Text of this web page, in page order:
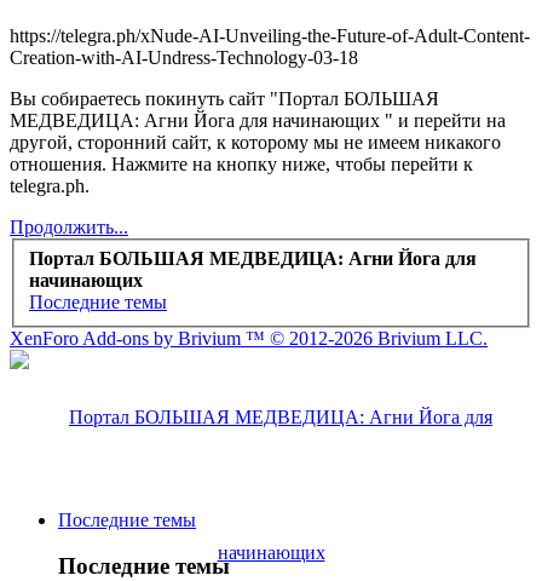
https://telegra.ph/xNude-AI-Unveiling-the-Future-of-Adult-Content-
Creation-with-AI-Undress-Technology-03-18
Вы собираетесь покинуть сайт "Портал БОЛЬШАЯ
МЕДВЕДИЦА: Агни Йога для начинающих " и перейти на
другой, сторонний сайт, к которому мы не имеем никакого
отношения. Нажмите на кнопку ниже, чтобы перейти к
telegra.ph.
Продолжить...
Портал БОЛЬШАЯ МЕДВЕДИЦА: Агни Йога для
начинающих
Последние темы
XenForo Add-ons by Brivium ™ © 2012-2026 Brivium LLC.
Последние темы
Последние темы